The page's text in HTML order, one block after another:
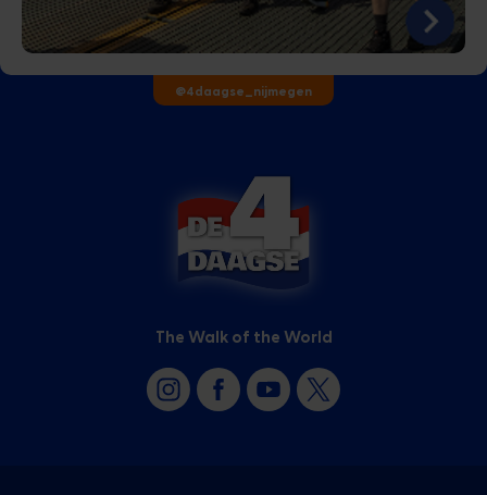
@4daagse_nijmegen
The Walk of the World